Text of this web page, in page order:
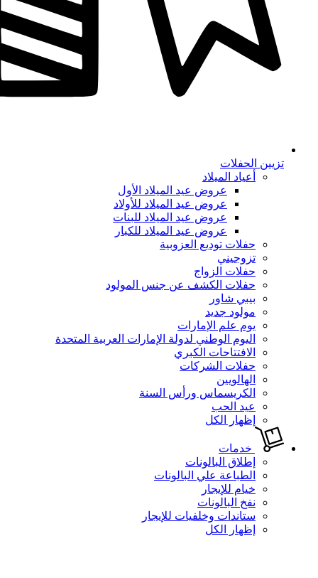
تزيين الحفلات
أعياد الميلاد
عروض عيد الميلاد الأول
عروض عيد الميلاد للأولاد
عروض عيد الميلاد للبنات
عروض عيد الميلاد للكبار
حفلات توديع العزوبية
تزوجيني
حفلات الزواج
حفلات الكشف عن جنس المولود
بيبي شاور
مولود جديد
يوم علم الإمارات
اليوم الوطني لدولة الإمارات العربية المتحدة
الافتتاحات الكبري
حفلات الشركات
الهالويين
الكريسماس ورأس السنة
عيد الحب
إظهار الكل
خدمات
إطلاق البالونات
الطباعة علي البالونات
خيام للإيجار
نفخ البالونات
ستاندات وخلفيات للإيجار
إظهار الكل